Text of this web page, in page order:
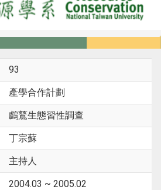
93
產學合作計劃
鸕鶿生態習性調查
丁宗蘇
主持人
2004.03 ~ 2005.02